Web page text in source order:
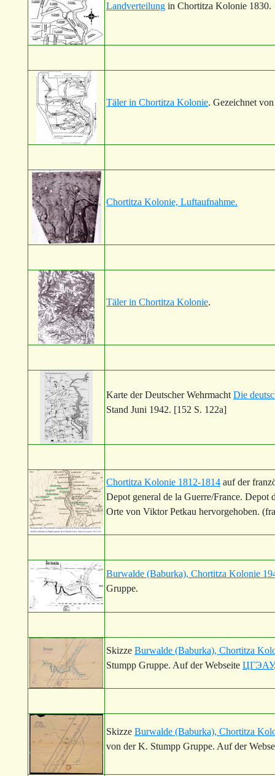
Landverteilung in Chortitza Kolonie 1830.
Täler in Chortitza Kolonie. Gezeichnet
Chortitza Kolonie, Luftaufnahme.
Täler in Chortitza Kolonie.
Karte der Deutscher WehrmachtDie
Stand Juni 1942. [152 S. 122a]
Chortitza Kolonie 1812-1814 auf der
Depot general de la Guerre/France. Depot
Orte von Viktor Petkau hervorgehoben.
Burwalde (Baburka), Chortitza Kolonie
Gruppe.
Skizze Burwalde (Baburka), Chortitza
Stumpp Gruppe. Auf der Webseite ЦГЭАУ
Skizze Burwalde (Baburka), Chortitza
von der K. Stumpp Gruppe. Auf der